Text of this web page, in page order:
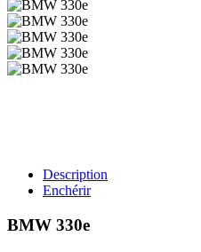
Description
Enchérir
BMW 330e